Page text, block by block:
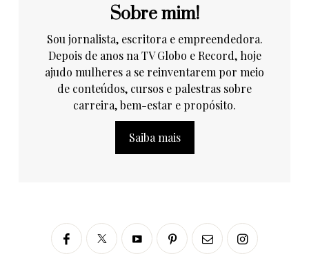
Sobre mim!
Sou jornalista, escritora e empreendedora.
Depois de anos na TV Globo e Record, hoje
ajudo mulheres a se reinventarem por meio
de conteúdos, cursos e palestras sobre
carreira, bem-estar e propósito.
Saiba mais